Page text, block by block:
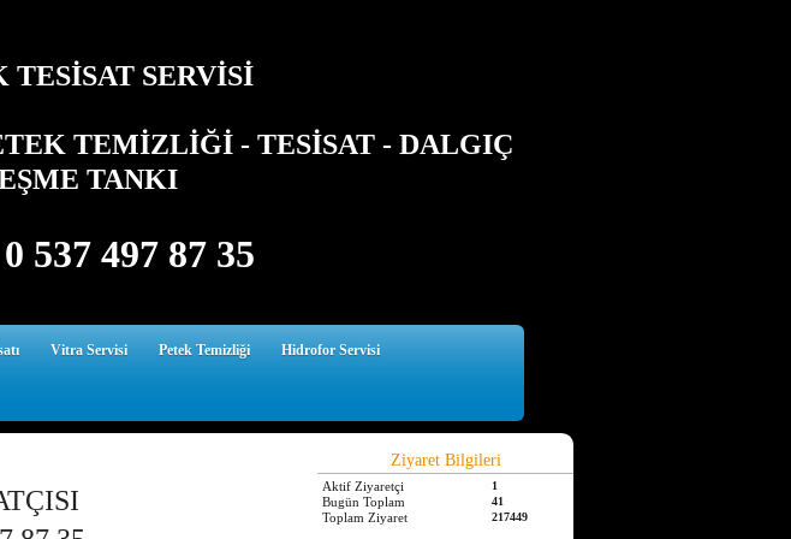
SERVİSİ
TEMİZLİĞİ - TESİSAT - DALGIÇ
TANKI
537 497 87 35
Vitra Servisi Petek Temizliği Hidrofor Servisi
Ziyaret Bilgileri
Aktif Ziyaretçi 1
Bugün Toplam 41
Toplam Ziyaret 217449